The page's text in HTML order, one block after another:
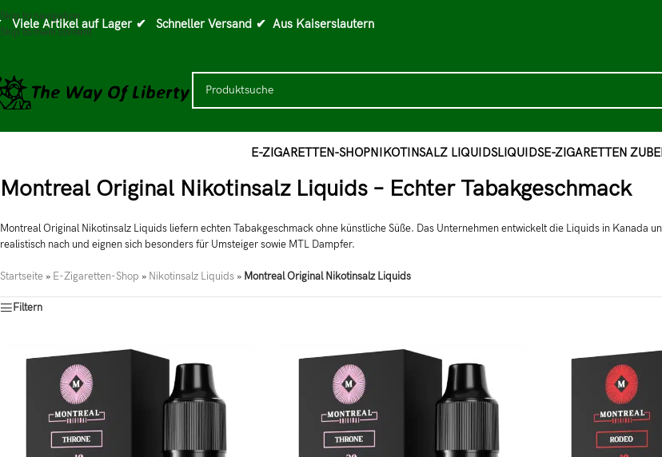
Skip to navigation
Skip to main content
Viele Artikel auf Lager ✔ Schneller Versand ✔ Aus Kaiserslautern
E-ZIGARETTEN-SHOPNIKOTINSALZ LIQUIDSLIQUIDSE-ZIGARETTEN
Montreal Original Nikotinsalz Liquids – Echter Tabakgeschmack
Montreal Original Nikotinsalz Liquids liefern echten Tabakgeschmack ohne künstliche Süße. Das Unternehmen entwickelt die Liquids in
realistisch nach und eignen sich besonders für Umsteiger sowie MTL Dampfer.
Startseite » E-Zigaretten-Shop » Nikotinsalz Liquids » Montreal Original Nikotinsalz Liquids
Filtern